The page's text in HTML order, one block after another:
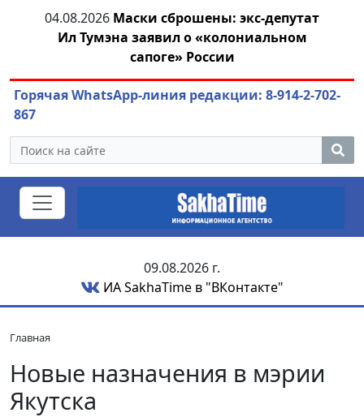
04.08.2026 Маски сброшены: экс-депутат
Ил Тумэна заявил о «колониальном
сапоге» России
Горячая WhatsApp-линия редакции: 8-914-2-702-
867
09.08.2026 г.
ИА SakhaTime в "ВКонтакте"
Главная
Новые назначения в мэрии
Якутска